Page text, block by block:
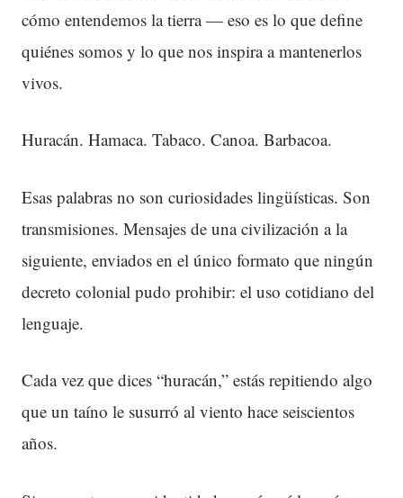
cómo entendemos la tierra — eso es lo que define
quiénes somos y lo que nos inspira a mantenerlos
vivos.
Huracán. Hamaca. Tabaco. Canoa. Barbacoa.
Esas palabras no son curiosidades lingüísticas. Son
transmisiones. Mensajes de una civilización a la
siguiente, enviados en el único formato que ningún
decreto colonial pudo prohibir: el uso cotidiano del
lenguaje.
Cada vez que dices “huracán,” estás repitiendo algo
que un taíno le susurró al viento hace seiscientos
años.